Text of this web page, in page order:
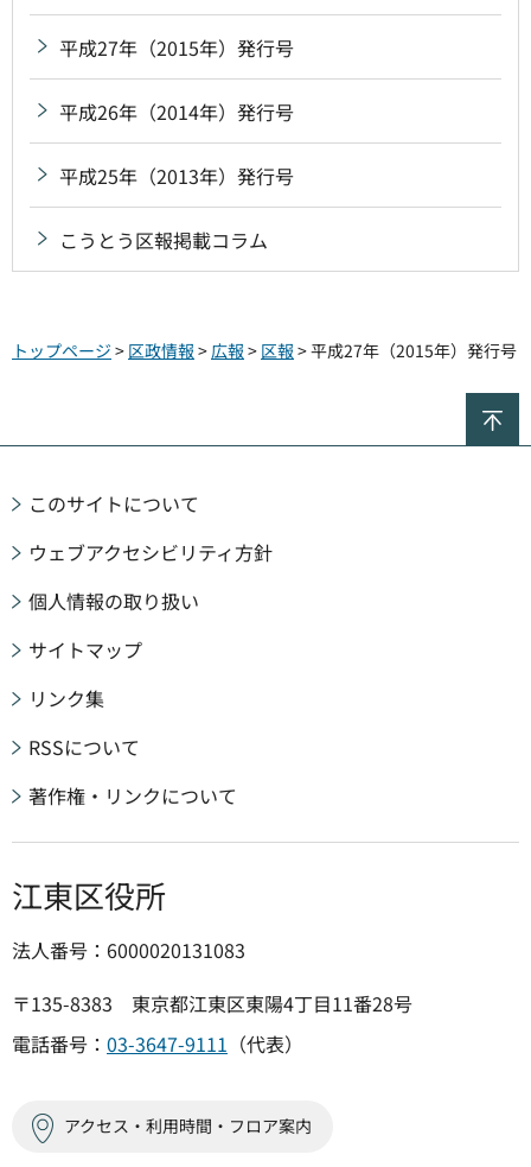
平成27年（2015年）発行号
平成26年（2014年）発行号
平成25年（2013年）発行号
こうとう区報掲載コラム
トップページ > 区政情報 >広報 > 区報 > 平成27年（2015年）発行号
このサイトについて
ウェブアクセシビリティ方針
個人情報の取り扱い
サイトマップ
リンク集
RSSについて
著作権・リンクについて
江東区役所
法人番号：6000020131083
〒135-8383 東京都江東区東陽4丁目11番28号
電話番号： 03-3647-9111 （代表）
アクセス・利用時間・フロア案内